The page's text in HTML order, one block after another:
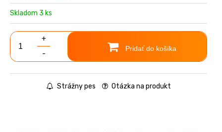
Skladom 3 ks
+
-
Pridať do košíka
Strážny pes Otázka na produkt